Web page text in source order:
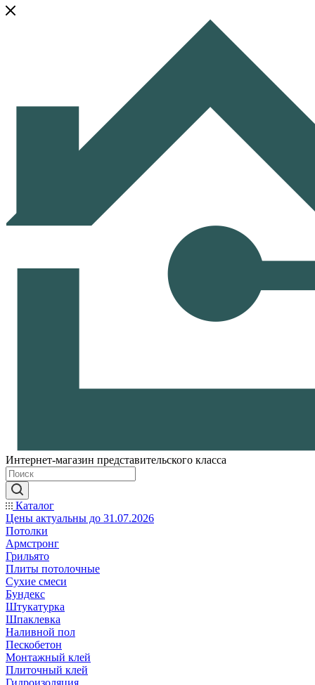
Интернет-магазин представительского класса
Каталог
Цены актуальны до 31.07.2026
Потолки
Армстронг
Грильято
Плиты потолочные
Сухие смеси
Бундекс
Штукатурка
Шпаклевка
Наливной пол
Пескобетон
Монтажный клей
Плиточный клей
Гидроизоляция